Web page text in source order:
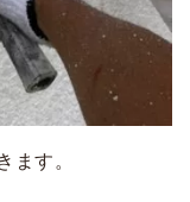
ます。